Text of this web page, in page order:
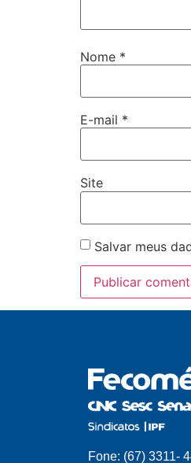
Nome *
E-mail *
Site
Salvar meus
Fone: (67) 3311-